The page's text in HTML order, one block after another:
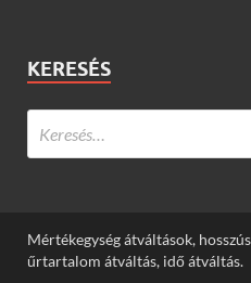
KERESÉS
Mértékegység átváltások,
űrtartalom átváltás, idő átváltás.